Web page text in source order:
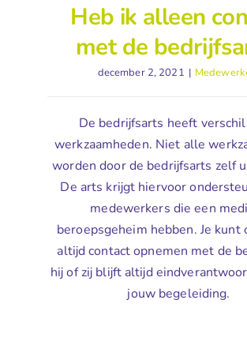
Heb ik alleen
met de
december 2, 2021 |
De bedrijfsarts heeft
werkzaamheden. Niet alle
worden door de bedrijfsarts zelf
De arts krijgt hiervoor
medewerkers die een
beroepsgeheim hebben. Je kunt
altijd contact opnemen met de
hij of zij blijft altijd
jouw begeleiding.